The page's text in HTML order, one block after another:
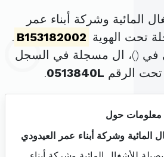
المائية وشركة أبناء عمر
تحت الهوية B153182002
.
في ()، ال مسجلة في السجل
الرقم 0513840L
.
معلومات حول
المائية وشركة أبناء عمر العيدودي